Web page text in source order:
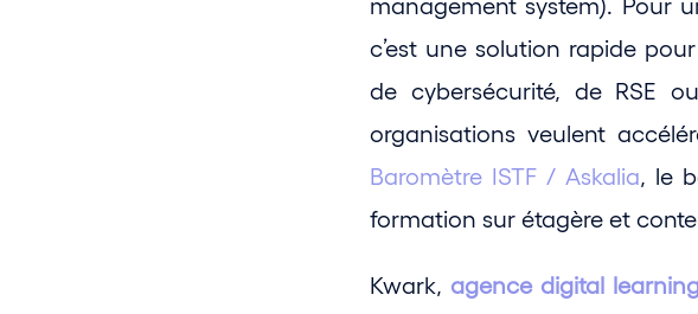
management system). Pour
c’est une solution rapide
de cybersécurité, de RSE
Baromètre ISTF / Askalia, le
formation sur étagère et
Kwark, agence digital